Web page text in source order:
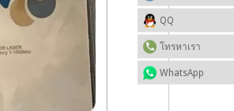
QQ
โทรหาเรา
WhatsApp